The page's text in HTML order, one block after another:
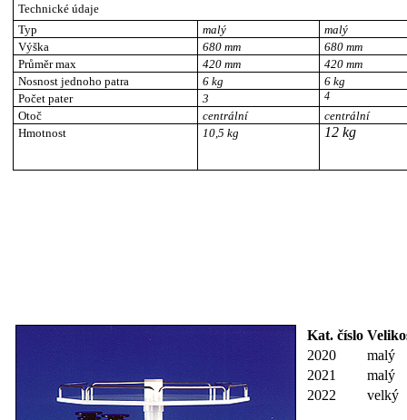
Technické údaje
Typ
malý
malý
Výška
680 mm
680 mm
Průměr max
420 mm
420 mm
Nosnost jednohopatra 6 kg
6 kg
Počet pater
3 4
Otoč centrální
centrální
Hmotnost
10,5 kg 12 kg
Kat. číslo
2020
malý
2021
malý
2022
velký